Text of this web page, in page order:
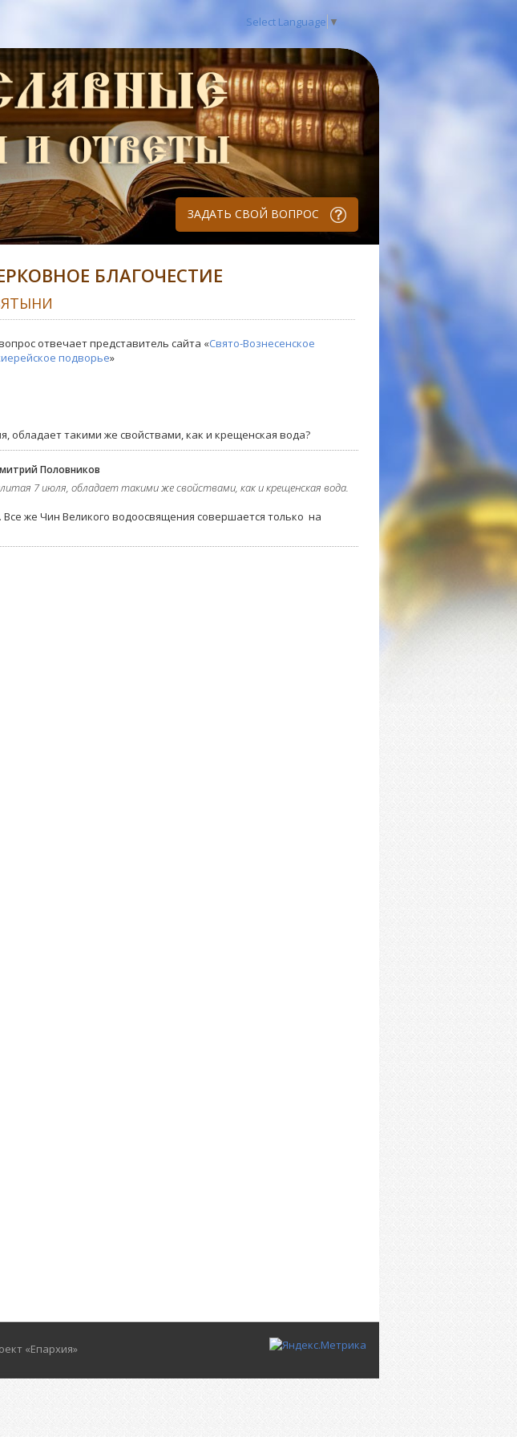
Select Language ▼
ЗАДАТЬ СВОЙ ВОПРОС
БЛАГОЧЕСТИЕ
отвечает представитель сайта «Свято-Вознесенское
подворье»
обладает такими же свойствами, как и крещенская вода?
Половников
7 июля, обладает такими же свойствами, как и крещенская вода.
же Чин Великого водоосвящения совершается только на
«Епархия»